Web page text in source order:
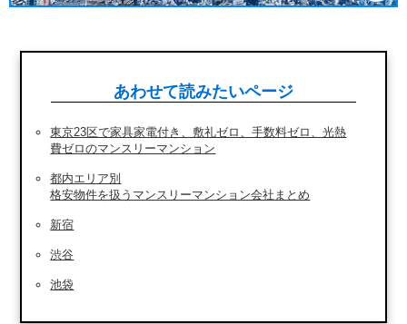
あわせて読みたいページ
東京23区で家具家電付き、敷礼ゼロ、手数料ゼロ、光熱
費ゼロのマンスリーマンション
都内エリア別
格安物件を扱うマンスリーマンション会社まとめ
新宿
渋谷
池袋